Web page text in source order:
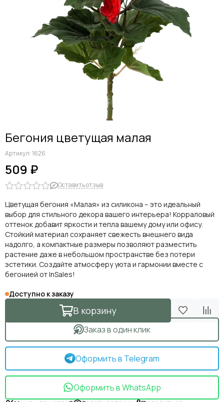
Бегония цветущая малая
Артикул:1626
509 ₽
Оставить отзыв
Цветущая бегония «Малая» из силикона – это идеальный
выбор для стильного декора вашего интерьера! Корраловый
оттенок добавит яркости и тепла вашему дому или офису.
Стойкий материал сохраняет свежесть внешнего вида
надолго, а компактные размеры позволяют разместить
растение даже в небольшом пространстве без потери
эстетики. Создайте атмосферу уюта и гармонии вместе с
бегонией от InSales!
Доступно к заказу
В корзину
Заказ в один клик
Оформить в Telegram
Оформить в WhatsApp